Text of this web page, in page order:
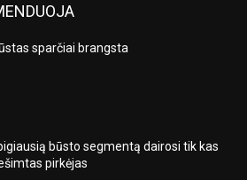
sparčiai brangsta
būsto segmentą dairosi tik kas
pirkėjas